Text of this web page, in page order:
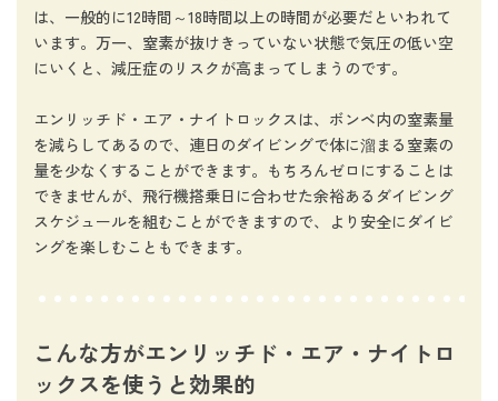
は、一般的に12時間～18時間以上の時間が必要だといわれて
います。万一、窒素が抜けきっていない状態で気圧の低い空
にいくと、減圧症のリスクが高まってしまうのです。
エンリッチド・エア・ナイトロックスは、ボンベ内の窒素量
を減らしてあるので、連日のダイビングで体に溜まる窒素の
量を少なくすることができます。もちろんゼロにすることは
できませんが、飛行機搭乗日に合わせた余裕あるダイビング
スケジュールを組むことができますので、より安全にダイビ
ングを楽しむこともできます。
こんな方がエンリッチド・エア・ナイトロ
ックスを使うと効果的